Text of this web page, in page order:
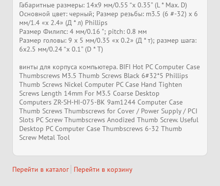
Габаритные размеры: 14x9 мм/0.55 “x 0.35” (L * Max. D)
Основной цвет: черный; Размер резьбы: m3.5 (6 #-32) х 6
мм/1.4 «х 2.4» (Д * л) Phillips
Размер Филипс: 4 мм/0.16 "; pitch: 0.8 мм
Размер головы: 9 х 5 мм/0.35 «х 0.2» (Д * т); размер шага:
6x2.5 мм/0.24 “x 0.1” (D * T)
винты для корпуса компьютера. BIFI Hot PC Computer Case
Thumbscrews M3.5 Thumb Screws Black 6#32*5 Phillips
Thumb Screws Nickel Computer PC Case Hand Tighten
Screws Length 14mm For M3.5 Coarse Desktop
Computers ZR-SH-HI-075-BK 9am1244 Computer Case
Thumb Screws Thumbscrews for Cover / Power Supply / PCI
Slots PC Screw Thumbscrews Anodized Thumb Screw. Useful
Desktop PC Computer Case Thumbscrews 6-32 Thumb
Screw Metal Tool
Перейти в каталог Перейти в корзину